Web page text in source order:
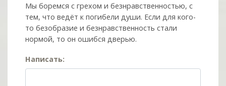
Мы боремся с грехом и без­нрав­ствен­ностью, с
тем, что ведёт к погибели души. Если для кого-
то безобразие и безнравственность стали
нормой, то он ошибся дверью.
Написать: